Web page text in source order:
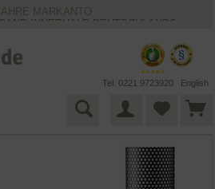
MARKANTO
INNERHALB DEUTSCHLANDS
GARANTIE
Tel. 0221 9723920 English